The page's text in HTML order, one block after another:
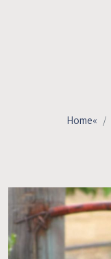
Home»